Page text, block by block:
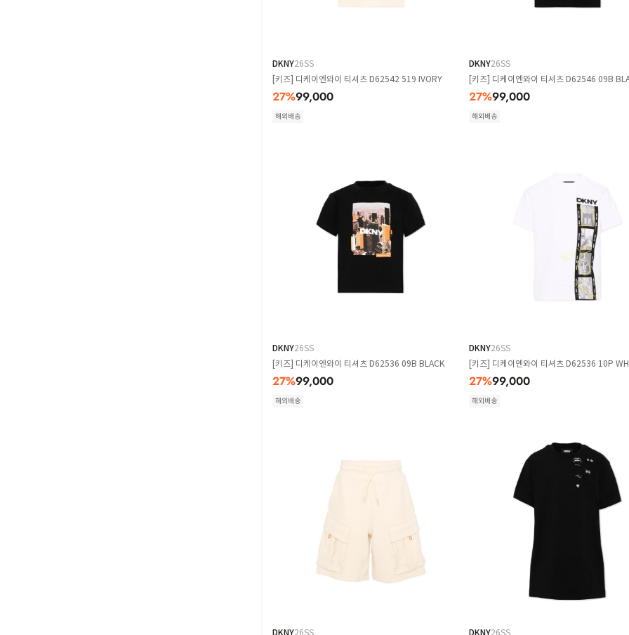
DKNY26SS
[키즈] 디케이엔와이 티셔츠 D62542 519 IVORY
27%99,000
해외배송
DKNY26SS
[키즈] 디케이엔와이 티셔츠 D62546 09B
27%99,000
해외배송
DKNY26SS
[키즈] 디케이엔와이 티셔츠 D62536 09B BLACK
27%99,000
해외배송
DKNY26SS
[키즈] 디케이엔와이 티셔츠 D62536 10P
27%99,000
해외배송
DKNY26SS
DKNY26SS